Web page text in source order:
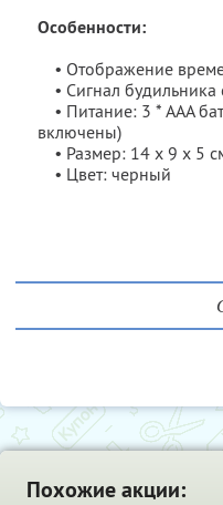
Особенности:
• Отображение
• Сигнал будильника
• Питание: 3 * AAA
включены)
• Размер: 14 х 9 х 5
• Цвет: черный
Похожие акции: